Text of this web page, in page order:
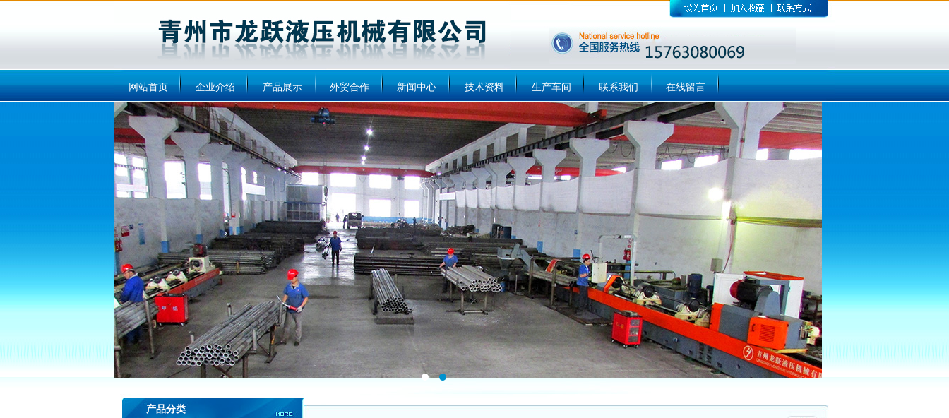
网站首页 企业介绍 产品展示 外贸合作 新闻中心 技术资料 生产车间 联系我们 在线留言
产品分类